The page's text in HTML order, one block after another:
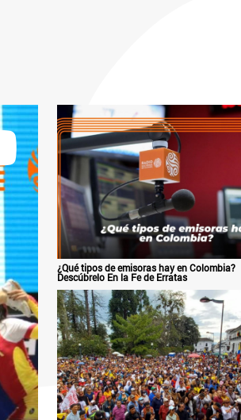
¿Qué tipos de emisoras hay en Colombia?
Descúbrelo En la Fe de Erratas